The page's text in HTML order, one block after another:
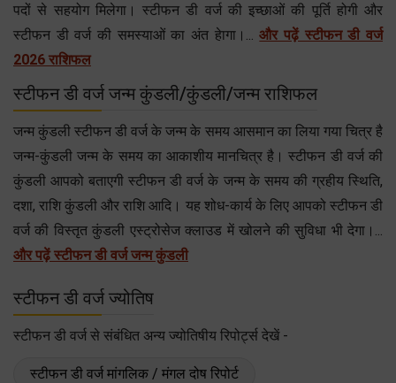
पदों से सहयोग मिलेगा। स्टीफन डी वर्ज की इच्छाओं की पूर्ति होगी और
स्टीफन डी वर्ज की समस्याओं का अंत हेागा।...और पढ़ें स्टीफन डी वर्ज
2026 राशिफल
स्टीफन डी वर्ज जन्म कुंडली/कुंडली/जन्म राशिफल
जन्म कुंडली स्टीफन डी वर्ज के जन्म के समय आसमान का लिया गया चित्र है
जन्म-कुंडली जन्म के समय का आकाशीय मानचित्र है। स्टीफन डी वर्ज की
कुंडली आपको बताएगी स्टीफन डी वर्ज के जन्म के समय की ग्रहीय स्थिति,
दशा, राशि कुंडली और राशि आदि। यह शोध-कार्य के लिए आपको स्टीफन डी
वर्ज की विस्तृत कुंडली एस्ट्रोसेज क्लाउड में खोलने की सुविधा भी देगा।...
और पढ़ें स्टीफन डी वर्ज जन्म कुंडली
स्टीफन डी वर्ज ज्योतिष
स्टीफन डी वर्ज से संबंधित अन्य ज्योतिषीय रिपोर्ट्स देखें -
स्टीफन डी वर्ज मांगलिक / मंगल दोष रिपोर्ट